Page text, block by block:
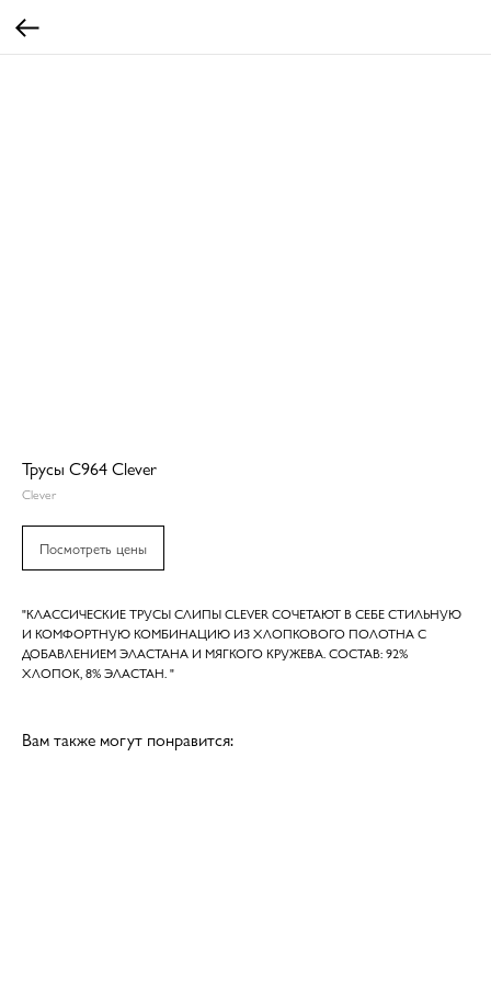
Трусы C964 Clever
Clever
Посмотреть цены
"КЛАССИЧЕСКИЕ ТРУСЫ СЛИПЫ CLEVER СОЧЕТАЮТ В СЕБЕ СТИЛЬНУЮ
И КОМФОРТНУЮ КОМБИНАЦИЮ ИЗ ХЛОПКОВОГО ПОЛОТНА С
ДОБАВЛЕНИЕМ ЭЛАСТАНА И МЯГКОГО КРУЖЕВА. СОСТАВ: 92%
ХЛОПОК, 8% ЭЛАСТАН. "
Вам также могут понравится: